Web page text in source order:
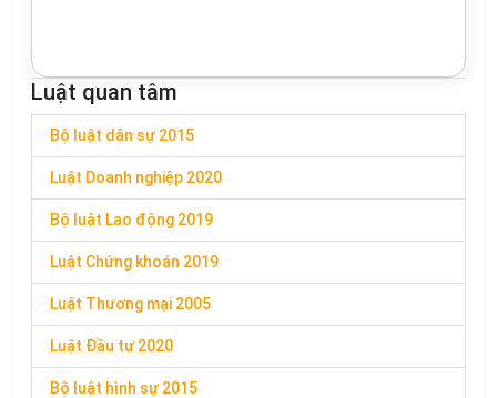
Luật quan tâm
Bộ luật dân sự 2015
Luật Doanh nghiệp 2020
Bộ luật Lao động 2019
Luật Chứng khoán 2019
Luật Thương mại 2005
Luật Đầu tư 2020
Bộ luật hình sự 2015